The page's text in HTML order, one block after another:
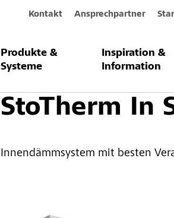
Kontakt Ansprechpartner
Produkte &
Systeme
Inspiration &
Information
Produkte & Systeme Innenraum Innen-
StoTherm In
Innendämmsystem mit besten